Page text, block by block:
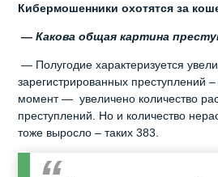
Кибермошенники охотятся за
— Какова общая картина
— Полугодие характеризуется
зарегистрированных преступлений
момент — увеличено количество
преступлений. Но и количество
тоже выросло – таких 383.